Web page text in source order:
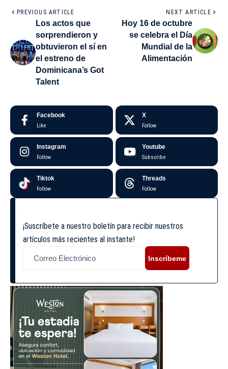
PREVIOUS ARTICLE
Los actos que
sorprendieron y
obtuvieron el sí en
el estreno de
Dominicana’s Got
Talent
NEXT ARTICLE
Hoy 16 de octubre
se celebra el Día
Mundial de la
Alimentación
Facebook
Like
X
Follow
Instagram
Follow
Youtube
Subscribe
Tiktok
Follow
Threads
Follow
¡Suscríbete a nuestro boletín para recibir nuestros
artículos más recientes al instante!
Inscríbeme